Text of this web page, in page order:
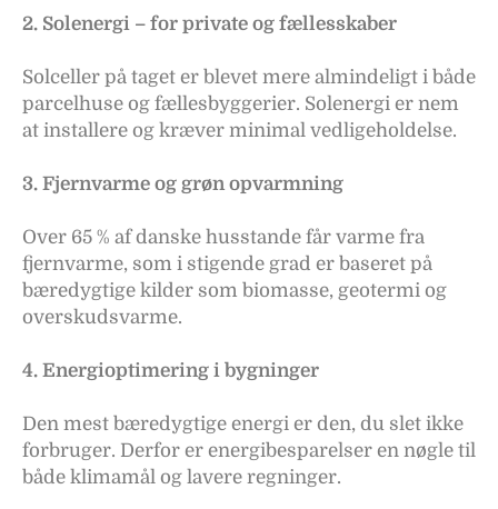
2. Solenergi – for private og fællesskaber
Solceller på taget er blevet mere almindeligt i både
parcelhuse og fællesbyggerier. Solenergi er nem
at installere og kræver minimal vedligeholdelse.
3. Fjernvarme og grøn opvarmning
Over 65 % af danske husstande får varme fra
fjernvarme, som i stigende grad er baseret på
bæredygtige kilder som biomasse, geotermi og
overskudsvarme.
4. Energioptimering i bygninger
Den mest bæredygtige energi er den, du slet ikke
forbruger. Derfor er energibesparelser en nøgle til
både klimamål og lavere regninger.